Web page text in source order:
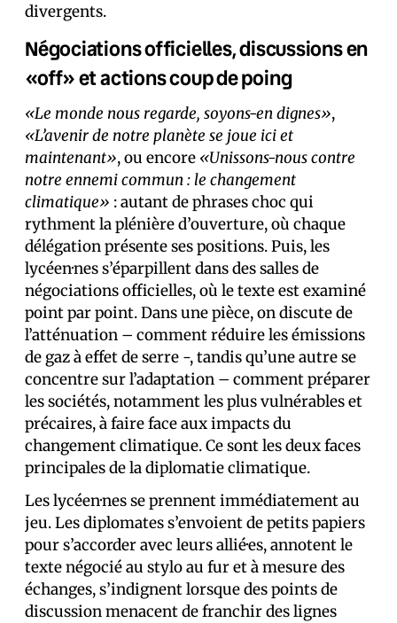
divergents.
Négociations officielles, discussions en
«off» et actions coup de poing
«Le monde nous regarde, soyons-en dignes»,
«L’avenir de notre planète se joue ici et
maintenant», ou encore «Unissons-nous contre
notre ennemi commun : le changement
climatique» : autant de phrases choc qui
rythment la plénière d’ouverture, où chaque
délégation présente ses positions. Puis, les
lycéen·nes s’éparpillent dans des salles de
négociations officielles, où le texte est examiné
point par point. Dans une pièce, on discute de
l’atténuation – comment réduire les émissions
de gaz à effet de serre -, tandis qu’une autre se
concentre sur l’adaptation – comment préparer
les sociétés, notamment les plus vulnérables et
précaires, à faire face aux impacts du
changement climatique. Ce sont les deux faces
principales de la diplomatie climatique.
Les lycéen·nes se prennent immédiatement au
jeu. Les diplomates s’envoient de petits papiers
pour s’accorder avec leurs allié·es, annotent le
texte négocié au stylo au fur et à mesure des
échanges, s’indignent lorsque des points de
discussion menacent de franchir des lignes